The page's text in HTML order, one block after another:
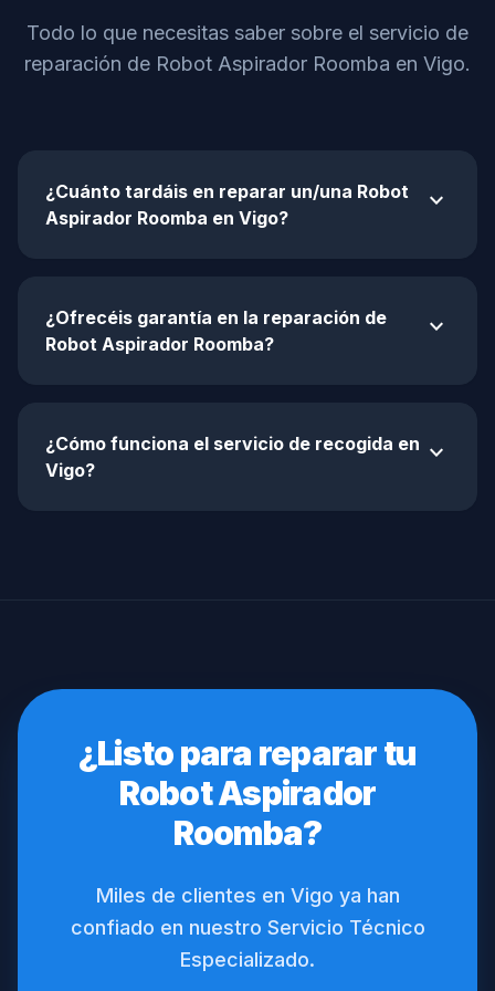
Todo lo que necesitas saber sobre el servicio de
reparación de Robot Aspirador Roomba en Vigo.
¿Cuánto tardáis en reparar un/una Robot
Aspirador Roomba en Vigo?
expand_more
¿Ofrecéis garantía en la reparación de
Robot Aspirador Roomba?
expand_more
¿Cómo funciona el servicio de recogida en
Vigo?
expand_more
¿Listo para reparar tu
Robot Aspirador
Roomba?
Miles de clientes en Vigo ya han
confiado en nuestro Servicio Técnico
Especializado.